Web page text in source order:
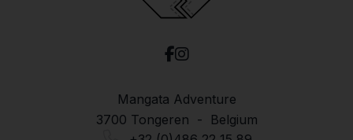
Mangata Adventure
3700 Tongeren - Belgium